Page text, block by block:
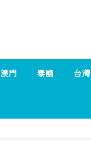
澳門 泰國 台灣